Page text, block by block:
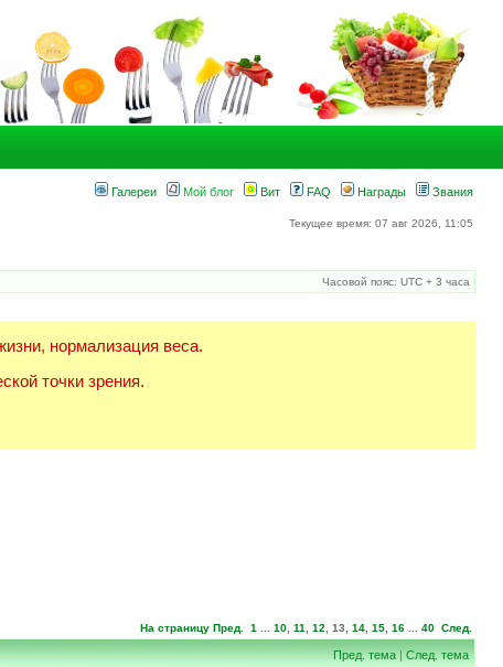
Галереи Мой блог Вит FAQ Награды Звания
Текущее время: 07 авг 2026, 11:05
Часовой пояс: UTC + 3 часа
нормализация веса.
точки зрения.
На страницу Пред. 1 10 11 12 13 14 15 16 40 След.
Пред. тема|След. тема